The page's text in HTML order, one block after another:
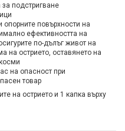
подстригване
опорните повърхности на
ефективността на
по-дълъг живот на
на острието, оставянето на
на опасност при
товар
на острието и 1 капка върху